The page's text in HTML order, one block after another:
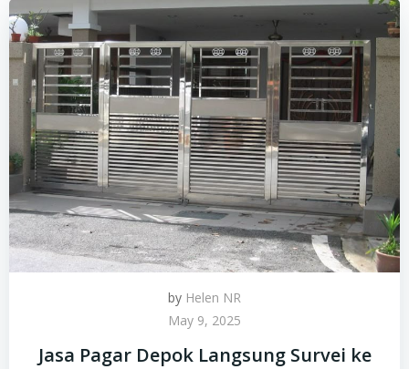
by Helen NR
May 9, 2025
Jasa Pagar Depok Langsung Survei ke